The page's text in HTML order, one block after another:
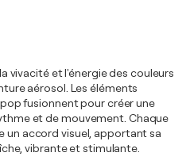
vivacité et l'énergie des couleurs
aérosol. Les éléments
fusionnent pour créer une
et de mouvement. Chaque
accord visuel, apportant sa
vibrante et stimulante.